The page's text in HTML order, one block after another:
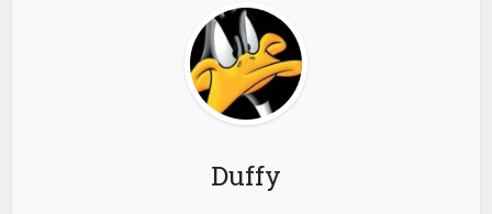
Duffy